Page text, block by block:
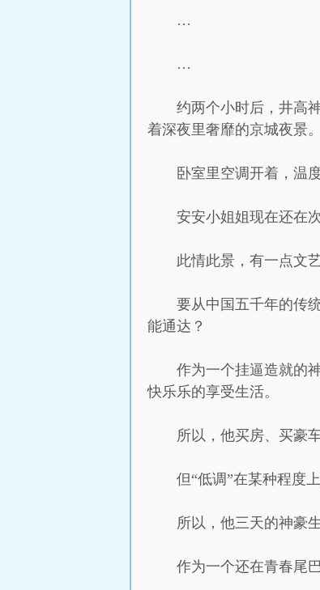
…
…
约两个小时后，井高
着深夜里奢靡的京城夜景。
卧室里空调开着，温
安安小姐姐现在还在
此情此景，有一点文
要从中国五千年的传
能通达？
作为一个挂逼造就的
快乐乐的享受生活。
所以，他买房、买豪
但“低调”在某种程度
所以，他三天的神豪
作为一个还在青春尾